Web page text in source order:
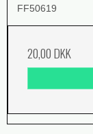
FF50619
20,00 DKK